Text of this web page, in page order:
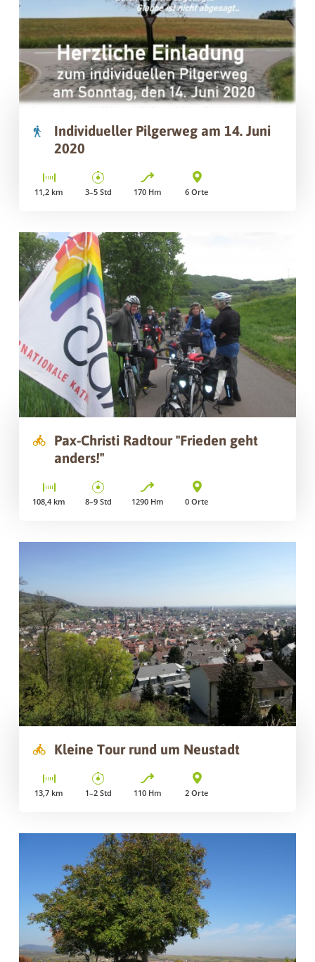
Individueller Pilgerweg am 14. Juni
2020
11,2 km 3–5Std 170Hm 6 Orte
Pax-Christi Radtour "Frieden geht
anders!"
108,4 km 8–9Std 1290Hm 0 Orte
Kleine Tour rund um Neustadt
13,7 km 1–2Std 110Hm 2 Orte